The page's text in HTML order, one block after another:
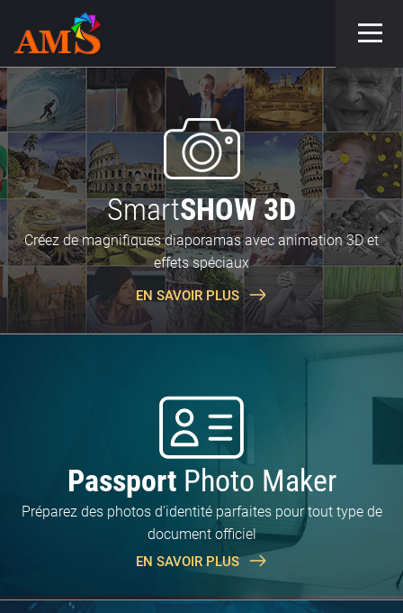
SmartSHOW 3D
Créez de magnifiques diaporamas avec animation 3D et
effets spéciaux
EN SAVOIR PLUS
PassportPhoto Maker
Préparez des photos d'identité parfaites pour tout type de
document officiel
EN SAVOIR PLUS